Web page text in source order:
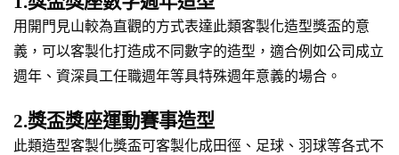
用開門見山較為直觀的方式表達此類客製化造型獎盃的意
義，可以客製化打造成不同數字的造型，適合例如公司成立
週年、資深員工任職週年等具特殊週年意義的場合。
2.獎盃獎座運動賽事造型
此類造型客製化獎盃可客製化成田徑、足球、羽球等各式不